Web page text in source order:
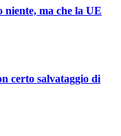
ma che la UE
certo salvataggio di